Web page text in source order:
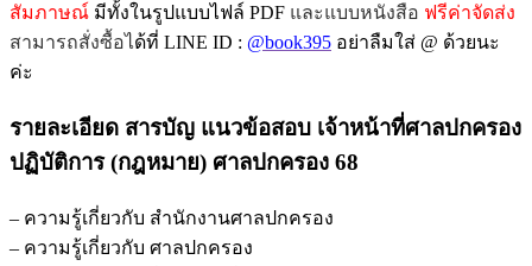
ปรับปรุง
ล่าสุด
ชิ้น
สัมภาษณ์ มีทั้งในรูปแบบไฟล์ PDF และแบบหนังสือ ฟรีค่าจัดส่ง
สามารถสั่งซื้อได้ที่ LINE ID : @book395 อย่าลืมใส่ @ ด้วยนะ
ค่ะ
รายละเอียด สารบัญ แนวข้อสอบ เจ้าหน้าที่ศาลปกครอง
ปฏิบัติการ (กฎหมาย) ศาลปกครอง 68
– ความรู้เกี่ยวกับ สำนักงานศาลปกครอง
– ความรู้เกี่ยวกับ ศาลปกครอง